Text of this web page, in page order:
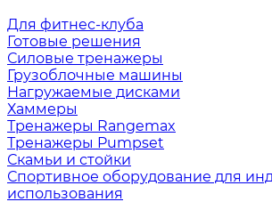
Для фитнес-клуба
Готовые решения
Силовые тренажеры
Грузоблочные машины
Нагружаемые дисками
Хаммеры
Тренажеры Rangemax
Тренажеры Pumpset
Скамьи и стойки
Спортивное оборудование для
использования